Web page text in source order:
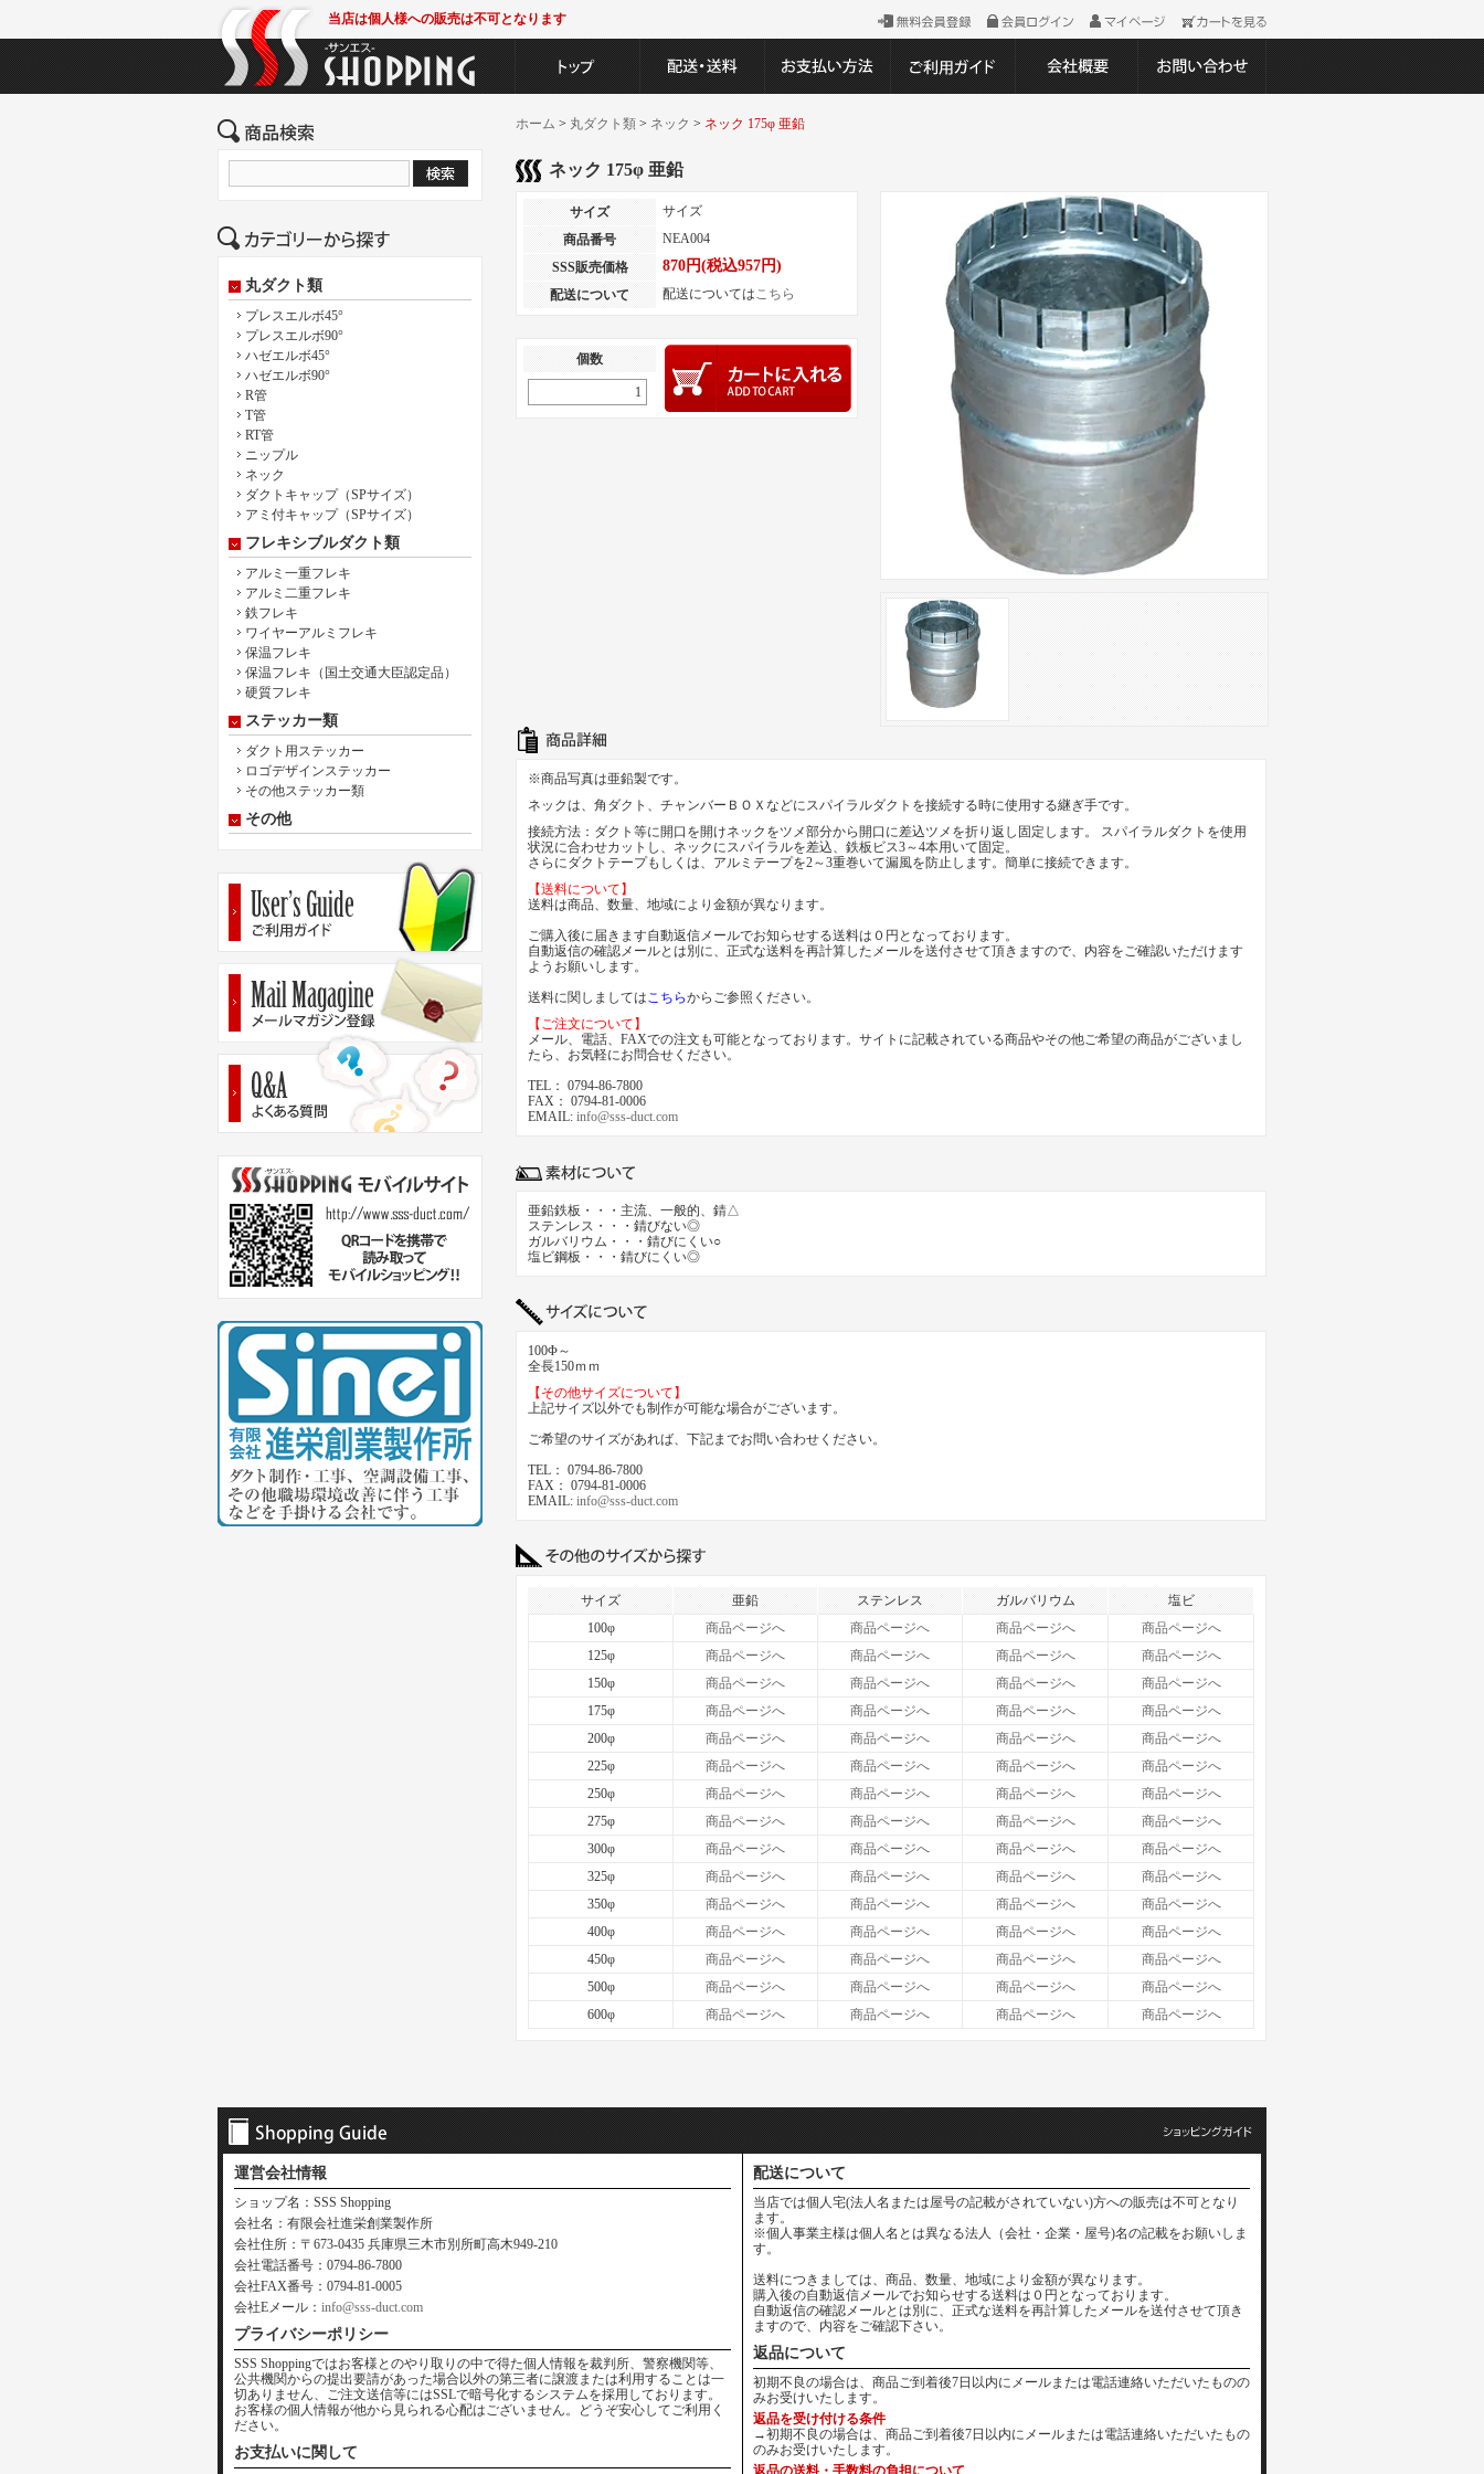
当店は個人様への販売は不可となります
丸ダクト類
プレスエルボ45°
プレスエルボ90°
ハゼエルボ45°
ハゼエルボ90°
R管
T管
RT管
ニップル
ネック
ダクトキャップ（SPサイズ）
アミ付キャップ（SPサイズ）
フレキシブルダクト類
アルミ一重フレキ
アルミ二重フレキ
鉄フレキ
ワイヤーアルミフレキ
保温フレキ
保温フレキ（国土交通大臣認定品）
硬質フレキ
ステッカー類
ダクト用ステッカー
ロゴデザインステッカー
その他ステッカー類
その他
ホーム > 丸ダクト類 > ネック > ネック 175φ 亜鉛
ネック 175φ 亜鉛
サイズ
サイズ
商品番号
NEA004
SSS販売価格
870円(税込957円)
配送について 配送についてはこちら
個数
※商品写真は亜鉛製です。
ネックは、角ダクト、チャンバーＢＯＸなどにスパイラルダクトを接続する時に使用する継ぎ手です。
接続方法：ダクト等に開口を開けネックをツメ部分から開口に差込ツメを折り返し固定します。 スパイラルダクトを使用
状況に合わせカットし、ネックにスパイラルを差込、鉄板ビス3～4本用いて固定。
さらにダクトテープもしくは、アルミテープを2～3重巻いて漏風を防止します。簡単に接続できます。
【送料について】
送料は商品、数量、地域により金額が異なります。
ご購入後に届きます自動返信メールでお知らせする送料は０円となっております。
自動返信の確認メールとは別に、正式な送料を再計算したメールを送付させて頂きますので、内容をご確認いただけます
ようお願いします。
送料に関しましてはこちらからご参照ください。
【ご注文について】
メール、電話、FAXでの注文も可能となっております。サイトに記載されている商品やその他ご希望の商品がございまし
たら、お気軽にお問合せください。
TEL： 0794-86-7800
FAX： 0794-81-0006
EMAIL: info@sss-duct.com
亜鉛鉄板・・・主流、一般的、錆△
ステンレス・・・錆びない◎
ガルバリウム・・・錆びにくい○
塩ビ鋼板・・・錆びにくい◎
100Φ～
全長150ｍｍ
【その他サイズについて】
上記サイズ以外でも制作が可能な場合がございます。
ご希望のサイズがあれば、下記までお問い合わせください。
TEL： 0794-86-7800
FAX： 0794-81-0006
EMAIL: info@sss-duct.com
サイズ 亜鉛 ステンレス ガルバリウム
塩ビ
100φ
商品ページへ 商品ページへ 商品ページへ
商品ページへ
125φ
商品ページへ 商品ページへ 商品ページへ
商品ページへ
150φ
商品ページへ 商品ページへ 商品ページへ
商品ページへ
175φ
商品ページへ 商品ページへ 商品ページへ
商品ページへ
200φ
商品ページへ 商品ページへ 商品ページへ
商品ページへ
225φ
商品ページへ 商品ページへ 商品ページへ
商品ページへ
250φ
商品ページへ 商品ページへ 商品ページへ
商品ページへ
275φ
商品ページへ 商品ページへ 商品ページへ
商品ページへ
300φ
商品ページへ 商品ページへ 商品ページへ
商品ページへ
325φ
商品ページへ 商品ページへ 商品ページへ
商品ページへ
350φ
商品ページへ 商品ページへ 商品ページへ
商品ページへ
400φ
商品ページへ 商品ページへ 商品ページへ
商品ページへ
450φ
商品ページへ 商品ページへ 商品ページへ
商品ページへ
500φ
商品ページへ 商品ページへ 商品ページへ
商品ページへ
600φ
商品ページへ 商品ページへ 商品ページへ 商品ページへ
運営会社情報
ショップ名：SSS Shopping
会社名：有限会社進栄創業製作所
会社住所：〒673-0435 兵庫県三木市別所町高木949-210
会社電話番号：0794-86-7800
会社FAX番号：0794-81-0005
会社Eメール： info@sss-duct.com
プライバシーポリシー
SSS Shoppingではお客様とのやり取りの中で得た個人情報を裁判所、警察機関等、
公共機関からの提出要請があった場合以外の第三者に譲渡または利用することは一
切ありません、ご注文送信等にはSSLで暗号化するシステムを採用しております。
お客様の個人情報が他から見られる心配はございません。どうぞ安心してご利用く
ださい。
お支払いに関して
配送について
当店では個人宅(法人名または屋号の記載がされていない)方への販売は不可となり
ます。
※個人事業主様は個人名とは異なる法人（会社・企業・屋号)名の記載をお願いしま
す。
送料につきましては、商品、数量、地域により金額が異なります。
購入後の自動返信メールでお知らせする送料は０円となっております。
自動返信の確認メールとは別に、正式な送料を再計算したメールを送付させて頂き
ますので、内容をご確認下さい。
返品について
初期不良の場合は、商品ご到着後7日以内にメールまたは電話連絡いただいたものの
みお受けいたします。
返品を受け付ける条件
→初期不良の場合は、商品ご到着後7日以内にメールまたは電話連絡いただいたもの
のみお受けいたします。
返品の送料・手数料の負担について